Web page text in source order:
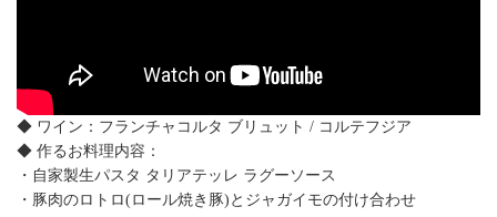
◆ ワイン：フランチャコルタ ブリュット / コルテフジア
◆ 作るお料理内容：
・自家製生パスタ タリアテッレ ラグーソース
・豚肉のロトロ(ロール焼き豚)とジャガイモの付け合わせ